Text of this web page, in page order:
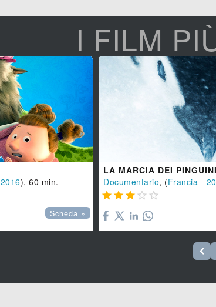
I FILM
2016), 60 min.
Scheda »
LA MARCIA DEI
Documentario, (Francia -
    